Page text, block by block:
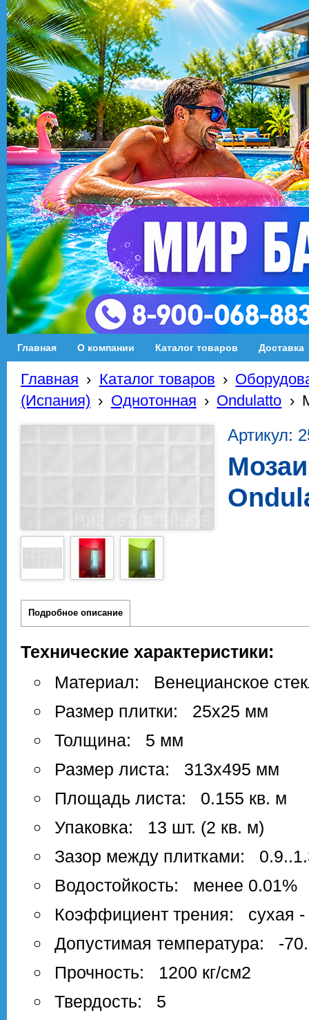
Главная О компании Каталог товаров Доставка
Главная › Каталог товаров ›
(Испания) › Однотонная › Ondulatto ›
Артикул:
Подробное описание
Технические характеристики:
Материал: Венецианское
Размер плитки: 25х25 мм
Толщина: 5 мм
Размер листа: 313х495 мм
Площадь листа: 0.155 кв. м
Упаковка: 13 шт. (2 кв. м)
Зазор между плитками:
Водостойкость: менее 0.01%
Коэффициент трения: сухая -
Допустимая температура: -
Прочность: 1200 кг/см2
Твердость: 5